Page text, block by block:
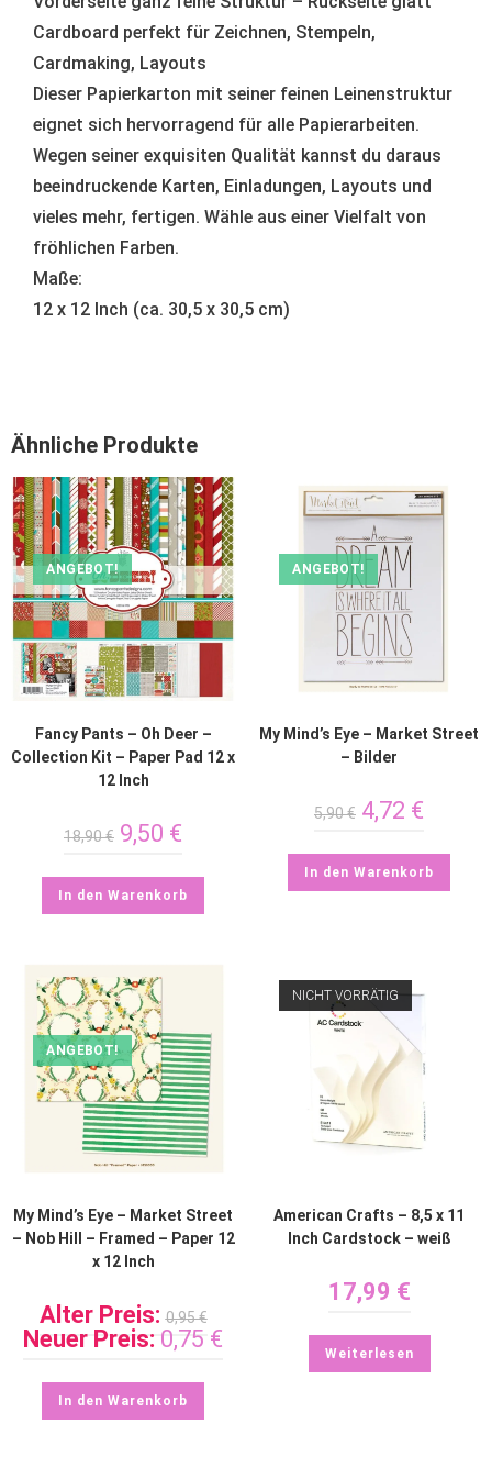
Cardboard perfekt für Zeichnen, Stempeln,
Cardmaking, Layouts
Dieser Papierkarton mit seiner feinen Leinenstruktur
eignet sich hervorragend für alle Papierarbeiten.
Wegen seiner exquisiten Qualität kannst du daraus
beeindruckende Karten, Einladungen, Layouts und
vieles mehr, fertigen. Wähle aus einer Vielfalt von
fröhlichen Farben.
Maße:
12 x 12 Inch (ca. 30,5 x 30,5 cm)
Ähnliche Produkte
ANGEBOT!
Fancy Pants – Oh Deer –
Collection Kit – Paper Pad 12 x
12 Inch
18,90€ 9,50 €
In den Warenkorb
ANGEBOT!
My Mind’s Eye – Market Street
– Bilder
5,90€ 4,72 €
In den Warenkorb
ANGEBOT!
My Mind’s Eye – Market Street
– Nob Hill – Framed – Paper 12
x 12 Inch
Alter Preis: 0,95€
Neuer Preis: 0,75 €
In den Warenkorb
NICHT VORRÄTIG
American Crafts – 8,5 x 11
Inch Cardstock – weiß
17,99 €
Weiterlesen